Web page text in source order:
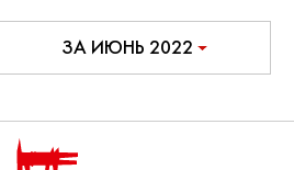
ЗА ИЮНЬ 2022